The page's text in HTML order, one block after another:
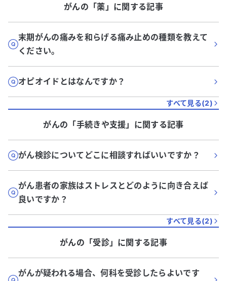
がんの「薬 」に関する記事
末期がんの痛みを和らげる痛み止めの種類を教えて
ください。
オピオイドとはなんですか？
すべて見る(2)
がんの「手続きや支援」に関する記事
がん検診についてどこに相談すればいいですか？
がん患者の家族はストレスとどのように向き合えば
良いですか？
すべて見る(2)
がんの「受診」に関する記事
がんが疑われる場合、何科を受診したらよいです